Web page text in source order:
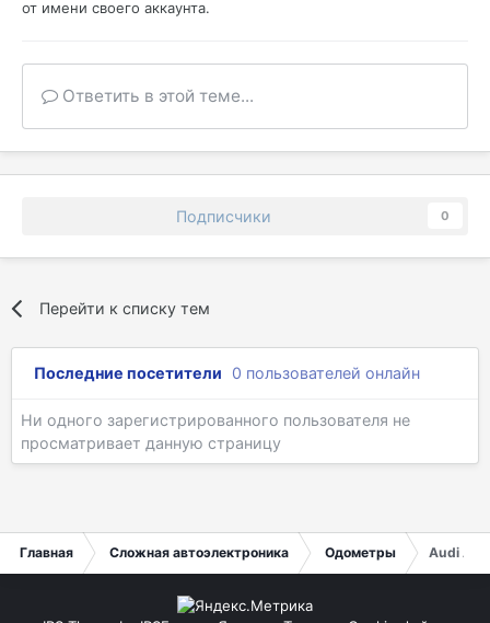
от имени своего аккаунта.
Ответить в этой теме...
Подписчики 0
Перейти к списку тем
Последние посетители 0 пользователей онлайн
Ни одного зарегистрированного пользователя не
просматривает данную страницу
Главная Сложная автоэлектроника Одометры Audi A4